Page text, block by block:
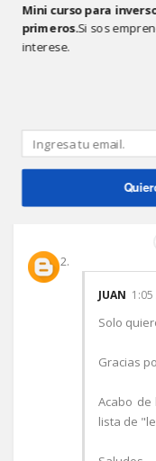
También
Un
tema.
JUAN 1:05
Solo
Gracias
Acabo
lista de
Mini curso para
primeros.Si sos
interese.